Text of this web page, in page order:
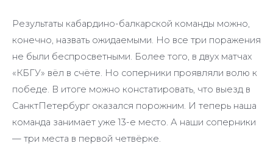
Результаты кабардино-балкарской команды можно,
конечно, назвать ожидаемыми. Но все три поражения
не были беспросветными. Более того, в двух матчах
«КБГУ» вёл в счёте. Но соперники проявляли волю к
победе. В итоге можно констатировать, что выезд в
СанктПетербург оказался порожним. И теперь наша
команда занимает уже 13-е место. А наши соперники
— три места в первой четвёрке.